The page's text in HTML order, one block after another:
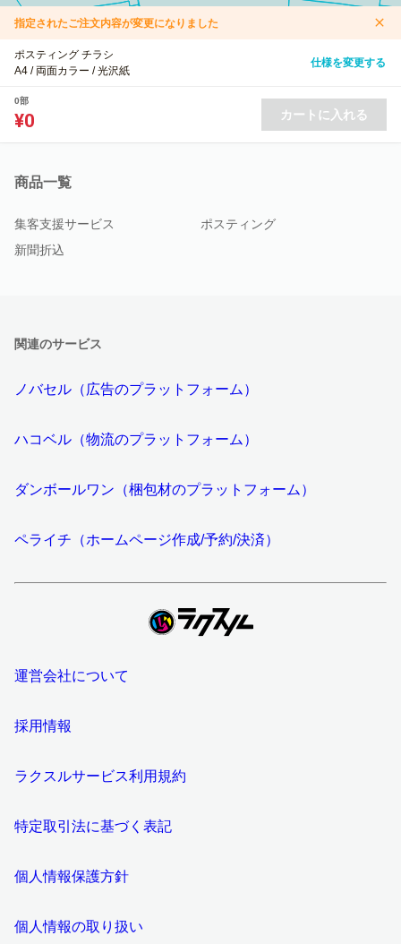
指定されたご注文内容が変更になりました
ポスティング チラシ
A4 / 両面カラー / 光沢紙
仕様を変更する
0部
¥0 カートに入れる
商品一覧
集客支援サービス
ポスティング
新聞折込
関連のサービス
ノバセル（広告のプラットフォーム）
ハコベル（物流のプラットフォーム）
ダンボールワン（梱包材のプラットフォーム）
ペライチ（ホームページ作成/予約/決済）
運営会社について
採用情報
ラクスルサービス利用規約
特定取引法に基づく表記
個人情報保護方針
個人情報の取り扱い